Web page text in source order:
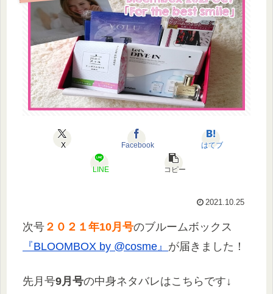
X Facebook はてブ
LINE コピー
2021.10.25
次号 ２０２１年10月号のブルームボックス
『BLOOMBOX by @cosme』 が届きました！
先月号9月号の中身ネタバレはこちらです↓